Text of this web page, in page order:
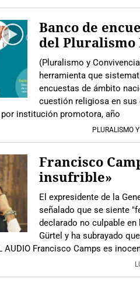
Banco de
del Pluralismo
(Pluralismo y
herramienta que
encuestas de ámbito
cuestión religiosa en
institución promotora, año
PLURALISMO
Francisco
insufrible»
El expresidente de la
señalado que se siente
declarado no culpable
Gürtel y ha subrayado
AUDIO Francisco Camps es